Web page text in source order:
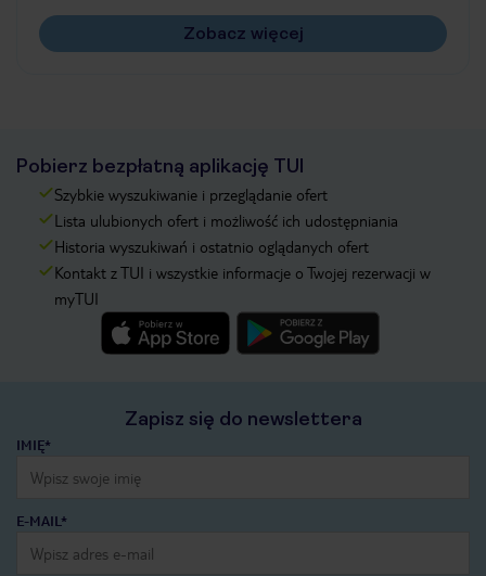
Zobacz więcej
Pobierz bezpłatną aplikację TUI
Szybkie wyszukiwanie i przeglądanie ofert
Lista ulubionych ofert i możliwość ich udostępniania
Historia wyszukiwań i ostatnio oglądanych ofert
Kontakt z TUI i wszystkie informacje o Twojej rezerwacji w
myTUI
Zapisz się do newslettera
IMIĘ*
E-MAIL*